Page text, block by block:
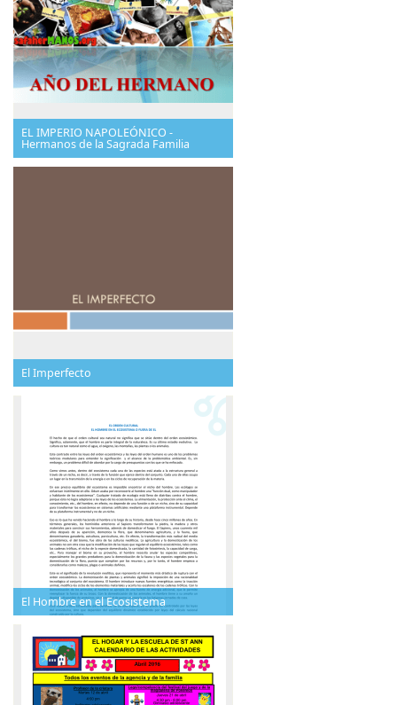
EL IMPERIO NAPOLEÓNICO -
Hermanos de la Sagrada Familia
El Imperfecto
El Hombre en el Ecosistema